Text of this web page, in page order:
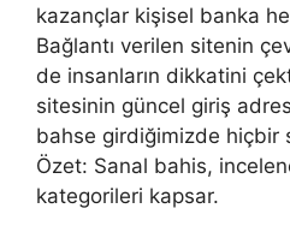
kazançlar kişisel banka
Bağlantı verilen sitenin
de insanların dikkatini
sitesinin güncel giriş
bahse girdiğimizde hiçbir
Özet: Sanal bahis,
kategorileri kapsar.